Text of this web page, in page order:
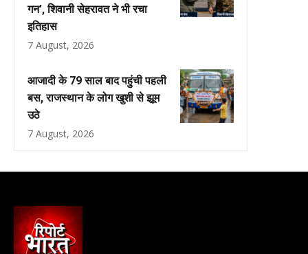
गन’, शिवानी सेहरावत ने भी रचा
इतिहास
7 August, 2026
आजादी के 79 साल बाद पहुंची पहली
बस, राजस्थान के लोग खुशी से झूम
उठे
7 August, 2026